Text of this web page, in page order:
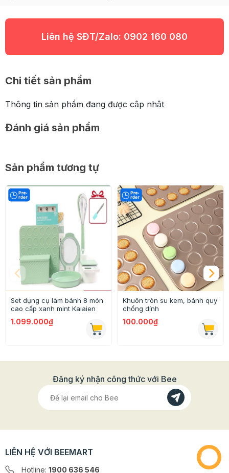
Liên hệ SĐT/Zalo: 0902 160 080
Chi tiết sản phẩm
Thông tin sản phẩm đang được cập nhật
Đánh giá sản phẩm
Sản phẩm tương tự
Set dụng cụ làm bánh 8 món
cao cấp xanh mint Kaiaien
1.099.000₫
Khuôn tròn su kem, bánh quy
chống dính
100.000₫
Đăng ký nhận công thức với Bee
LIÊN HỆ VỚI BEEMART
Hotline: 1900 636 546